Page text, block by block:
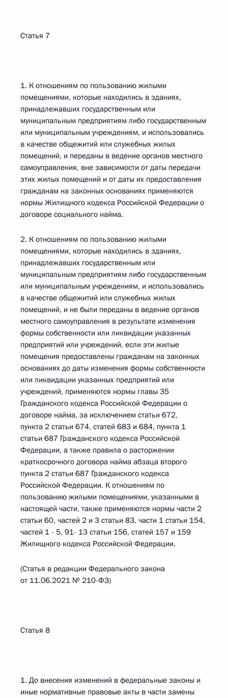
Статья 7
1. К отношениям по пользованию жилыми
помещениями, которые находились в зданиях,
принадлежавших государственным или
муниципальным предприятиям либо государственным
или муниципальным учреждениям, и использовались
в качестве общежитий или служебных жилых
помещений, и переданы в ведение органов местного
самоуправления, вне зависимости от даты передачи
этих жилых помещений и от даты их предоставления
гражданам на законных основаниях применяются
нормы Жилищного кодекса Российской Федерации о
договоре социального найма.
2. К отношениям по пользованию жилыми
помещениями, которые находились в зданиях,
принадлежавших государственным или
муниципальным предприятиям либо государственным
или муниципальным учреждениям, и использовались
в качестве общежитий или служебных жилых
помещений, и не были переданы в ведение органов
местного самоуправления в результате изменения
формы собственности или ликвидации указанных
предприятий или учреждений, если эти жилые
помещения предоставлены гражданам на законных
основаниях до даты изменения формы собственности
или ликвидации указанных предприятий или
учреждений, применяются нормы главы 35
Гражданского кодекса Российской Федерации о
договоре найма, за исключением статьи 672,
пункта 2 статьи 674, статей 683 и 684, пункта 1
статьи 687 Гражданского кодекса Российской
Федерации, а также правила о расторжении
краткосрочного договора найма абзаца второго
пункта 2 статьи 687 Гражданского кодекса
Российской Федерации. К отношениям по
пользованию жилыми помещениями, указанными в
настоящей части, также применяются нормы части 2
статьи 60, частей 2 и 3 статьи 83, части 1 статьи 154,
частей 1 - 5, 91- 13 статьи 156, статей 157 и 159
Жилищного кодекса Российской Федерации.
(Статья в редакции Федерального закона
от 11.06.2021 № 210-ФЗ)
Статья 8
1. До внесения изменений в федеральные законы и
иные нормативные правовые акты в части замены